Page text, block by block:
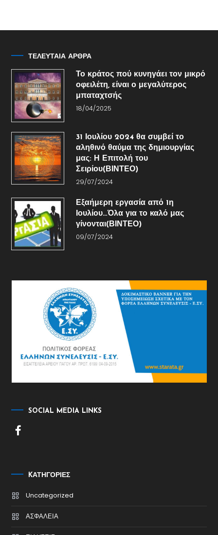
ΤΕΛΕΥΤΑΙΑ ΑΡΘΡΑ
Το κράτος πού κυνηγάει τον μικρό
οφειλέτη, είναι ο μεγαλύτερος
μπαταχτσής
18/04/2025
31 Ιουλίου 2024 θα συμβεί το
αληθινό θαύμα της δημιουργίας
μας: Η Επιτολή του
Σειρίου(ΒΙΝΤΕΟ)
29/07/2024
Εξαήμερη εργασία από 1η
Ιουλίου…Όλα για το καλό μας
γίνονται(ΒΙΝΤΕΟ)
09/07/2024
SOCIAL MEDIA LINKS
KΑΤΗΓΟΡΊΕΣ
Uncategorized
ΑΣΦΑΛΕΙΑ